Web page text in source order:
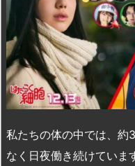
o
n
y s
私たちの体の中では、約
なく日夜働き続けていま